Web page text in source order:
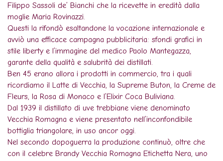
Filippo Sassoli de’ Bianchi che la ricevette in eredità dalla
moglie Maria Rovinazzi.
Questi la rifondò esaltandone la vocazione internazionale e
avviò una efficace campagna pubblicitaria: sfondi grafici in
stile liberty e l’immagine del medico Paolo Mantegazza,
garante della qualità e salubrità dei distillati.
Ben 45 erano allora i prodotti in commercio, tra i quali
ricordiamo il Latte di Vecchia, la Supreme Buton, la Creme de
Fleurs, la Rosa di Monaco e l’Elixir Coca Buliviana.
Dal 1939 il distillato di uve trebbiane viene denominato
Vecchia Romagna e viene presentato nell’inconfondibile
bottiglia triangolare, in uso ancor oggi.
Nel secondo dopoguerra la produzione continuò, oltre che
con il celebre Brandy Vecchia Romagna Etichetta Nera, uno